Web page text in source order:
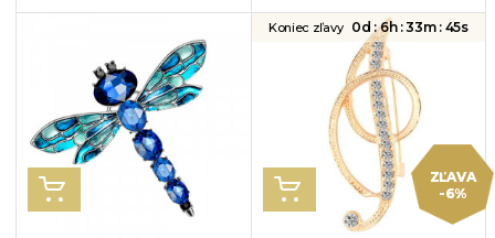
alebo na Váš obľúbený
kúsok oblečenia.
darčekom. Môžete si ju
pripnúť na Váš obľúbený
kúsok oblečenia.
VLOŽIŤ DO KOŠÍKA
ZĽAVA
-6%
VLOŽIŤ DO KOŠÍKA
Koniec zľavy 0d :6h :33m : 44s